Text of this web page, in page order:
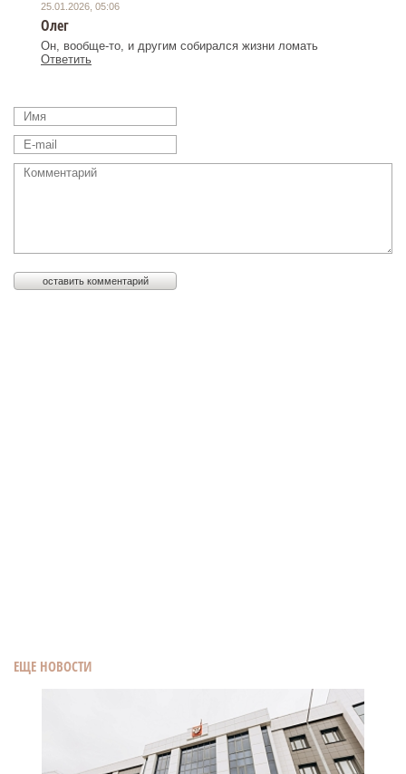
ЕЩЕ НОВОСТИ
25.01.2026, 05:06
Олег
Он, вообще-то, и другим собирался жизни ломать
Ответить